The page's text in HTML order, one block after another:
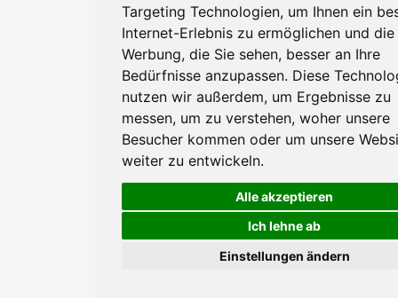
Targeting Technologien, um Ihnen ein
Internet-Erlebnis zu ermöglichen und die
Werbung, die Sie sehen, besser an Ihre
Bedürfnisse anzupassen. Diese
nutzen wir außerdem, um Ergebnisse zu
messen, um zu verstehen, woher unsere
Besucher kommen oder um unsere
weiter zu entwickeln.
Alle akzeptieren
Ich lehne ab
Einstellungen ändern